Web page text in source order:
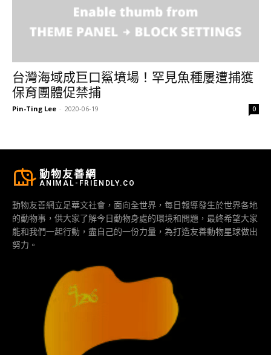
台灣海域成巨口鯊墳場！罕見魚種屢遭捕獲
保育團體促禁捕
Pin-Ting Lee - 2020-06-19 0
動物友善網
ANIMAL-FRIENDLY.CO
動物友善網立足華文社會，面向全世界，每日報導發生於世界各地
的動物事，供大家了解今日動物身處的環境和問題，最終希望大家
能和我們一起行動，盡自己的一份力量，為打造友善動物星球做出
努力。